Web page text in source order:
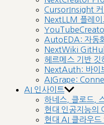
CursorInsight 커
NextLLM 플레이
AutoEDA: 자동
NextWiki
헤르메스 기반 깃
NextAuth: 바이
AIGrape:
AI 인사이트
하네스, 클로드,
현대 인공지능의
현대 AI 클라우드